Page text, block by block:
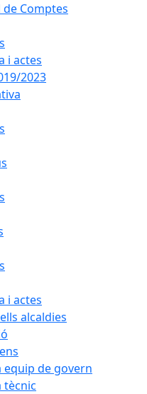
de Comptes
i actes
2023
i actes
alcaldies
de govern
tècnic